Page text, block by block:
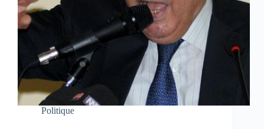
Politique